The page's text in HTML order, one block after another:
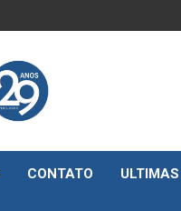
CONTATO